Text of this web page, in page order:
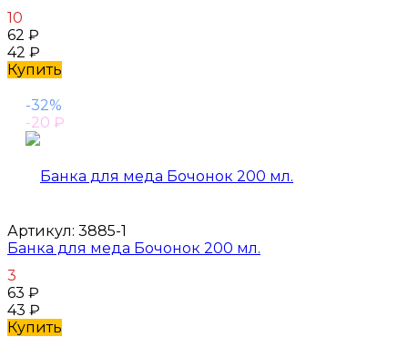
10
62 ₽
42 ₽
Купить
-32%
-20 ₽
Артикул: 3885-1
Банка для меда Бочонок 200 мл.
3
63 ₽
43 ₽
Купить